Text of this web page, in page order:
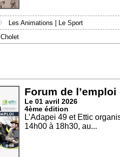
Les Animations
Le Sport
Cholet
Forum de
Le 01 avril 2026
4ème édition
L’Adapei 49 et Ettic
14h00 à 18h30, au...